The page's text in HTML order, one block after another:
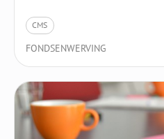
CMS
FONDSENWERVING